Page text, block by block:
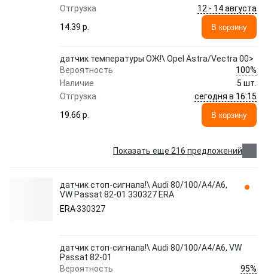
Отгрузка
12 - 14 августа
14.39 p.
В корзину
датчик температуры ОЖ!\ Opel Astra/Vectra 00>
Вероятность
100%
Наличие
5 шт.
Отгрузка
сегодня в 16:15
19.66 p.
В корзину
Показать еще 216 предложений
датчик стоп-сигнала!\ Audi 80/100/A4/A6,
VW Passat 82-01 330327 ERA
ERA330327
датчик стоп-сигнала!\ Audi 80/100/A4/A6, VW
Passat 82-01
Вероятность
95%